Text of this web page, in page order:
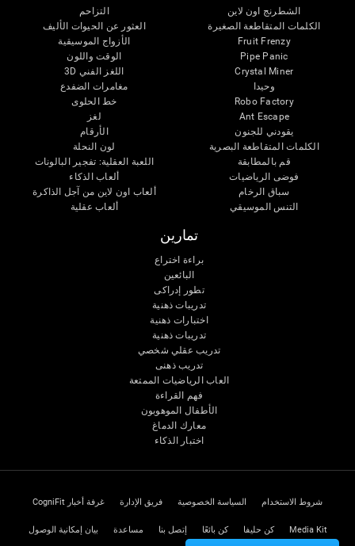
الشطرنج اون لاين
الكلمات المتقاطعة الصغيرة
Fruit Frenzy
Pipe Panic
Crystal Miner
وحيدا
Robo Factory
Ant Escape
يقودني للجنون
الكلمات المتقاطعة البصرية
قم بالمطابقة
فوضى الرياضيات
سباق الرخام
التنس الموسيقي
التزاحم
العثور عن الحيوات الأليف
الأزواج الموسيقية
الوقت واللون
اللغز الفني 3D
مغامرات الضفدع
خط الحلوى
لغز
الأرقام
لون النحلة
اللعبة العقلية: تفجير البالونات
ألعاب الذكاء
ألعاب اون لاين من آجل الذاكرة
ألعاب عقلية
تمارين
براءة اختراع
البائعين
تطور إدراكى
تدريبات ذهنية
اختبارات ذهنية
تدريبات ذهنية
تدريب عقلي شخصي
تدريب ذهنى
العاب الرياضيات الممتعة
فهم القراءة
الأطفال الموهوبون
معارك الدماغ
اختبار الذكاء
شروط الاستخدام السياسة الخصوصية فريق الإدارة غرفة أخبار CogniFit
Media Kit كن حليفا كن بائعًا إتصل بنا مساعدة بيان إمكانية الوصول